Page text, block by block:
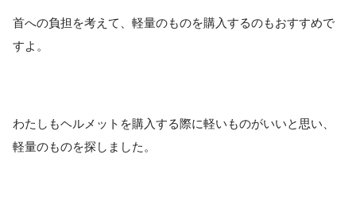
首への負担を考えて、軽量のものを購入するのもおすすめで
すよ。
わたしもヘルメットを購入する際に軽いものがいいと思い、
軽量のものを探しました。